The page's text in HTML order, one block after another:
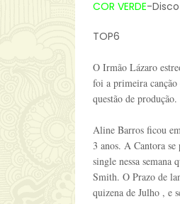
COR VERDE-
TOP6
O Irmão Lázaro
foi a primeira
questão de
Aline Barros ficou
3 anos. A Cantora
single nessa
Smith. O Prazo de
quizena de Julho , e